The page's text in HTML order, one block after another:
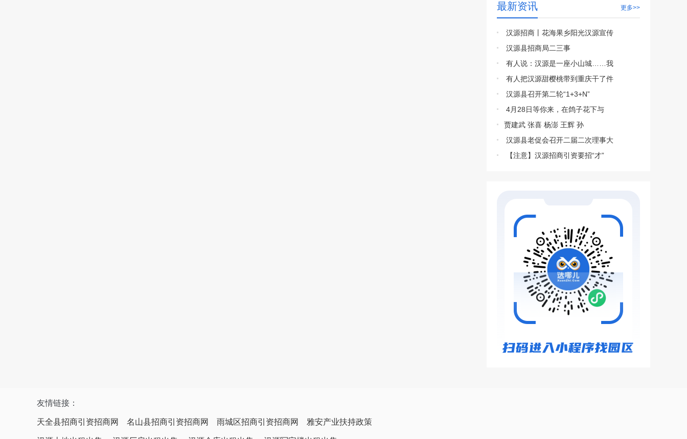
最新资讯 更多>>
汉源招商丨花海果乡阳光汉源宣传
汉源县招商局二三事
有人说：汉源是一座小山城……我
有人把汉源甜樱桃带到重庆干了件
汉源县召开第二轮“1+3+N”
4月28日等你来，在鸽子花下与
​贾建武 张喜 杨澎 王辉 孙
汉源县老促会召开二届二次理事大
【注意】汉源招商引资要招“才”
友情链接：
天全县招商引资招商网 名山县招商引资招商网 雨城区招商引资招商网 雅安产业扶持政策